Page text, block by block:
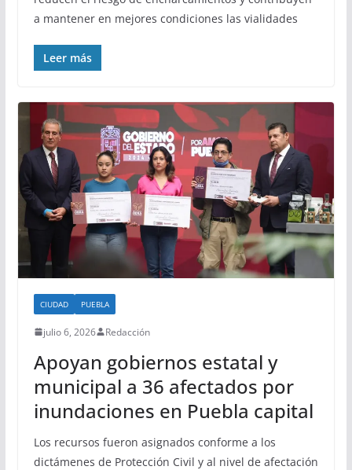
a mantener en mejores condiciones las vialidades
Leer más
CIUDAD PUEBLA
julio 6, 2026 Redacción
Apoyan gobiernos estatal y
municipal a 36 afectados por
inundaciones en Puebla capital
Los recursos fueron asignados conforme a los
dictámenes de Protección Civil y al nivel de afectación